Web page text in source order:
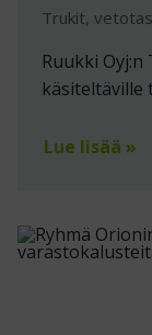
Trukit,
Ruukki
käsiteltäville
Lue lisää »